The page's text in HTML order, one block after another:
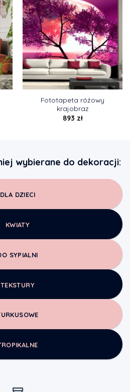
Fototapeta różowy
krajobraz
893 zł
wybierane do dekoracji:
DLA DZIECI
KWIATY
SYPIALNI
TEKSTURY